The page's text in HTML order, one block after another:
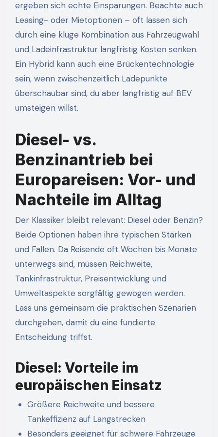
ergeben sich echte Einsparungen. Beachte auch
Leasing- oder Mietoptionen – oft lassen sich
durch eine kluge Kombination aus Fahrzeugwahl
und Ladeinfrastruktur langfristig Kosten senken.
Ein Hybrid kann auch eine Brückentechnologie
sein, wenn zwischenzeitlich Ladepunkte
überschaubar sind, du aber langfristig auf BEV
umsteigen willst.
Diesel- vs.
Benzinantrieb bei
Europareisen: Vor- und
Nachteile im Alltag
Der Klassiker bleibt relevant: Diesel oder Benzin?
Beide Optionen haben ihre typischen Stärken
und Fallen. Da Reisende oft Wochen bis Monate
unterwegs sind, müssen Reichweite,
Tankinfrastruktur, Preisentwicklung und
Umweltaspekte sorgfältig gewogen werden.
Lass uns gemeinsam die praktischen Szenarien
durchgehen, damit du eine fundierte
Entscheidung triffst.
Diesel: Vorteile im
europäischen Einsatz
Größere Reichweite und bessere
Tankeffizienz auf Langstrecken
Besonders geeignet für schwere Fahrzeuge